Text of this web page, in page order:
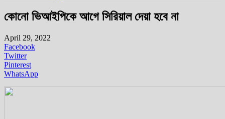
কোনো ভিআইপিকে আগে সিরিয়াল দেয়া হবে না
April 29, 2022
Facebook
Twitter
Pinterest
WhatsApp